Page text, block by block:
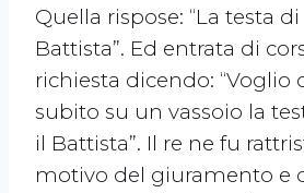
Quella rispose: “La testa
Battista”. Ed entrata di
richiesta dicendo: “Voglio
subito su un vassoio la
il Battista”. Il re ne fu
motivo del giuramento e